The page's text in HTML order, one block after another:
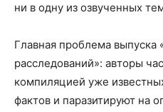
ни в одну из озвученных
Главная проблема выпуска
расследований»: авторы
компиляцией уже
фактов и паразитируют на